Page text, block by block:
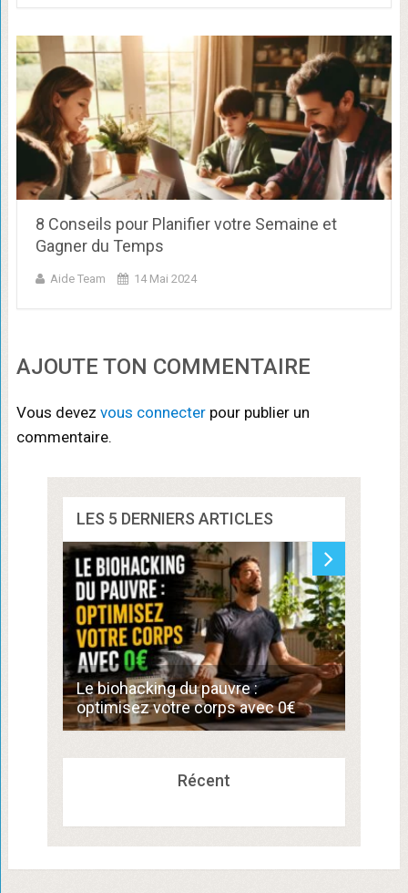
8 Conseils pour Planifier votre Semaine et
Gagner du Temps
Aide Team 14 Mai 2024
AJOUTE TON COMMENTAIRE
Vous devez vous connecterpour publier un
commentaire.
LES 5 DERNIERS ARTICLES
Le biohacking du pauvre :
optimisez votre corps avec 0€
Récent